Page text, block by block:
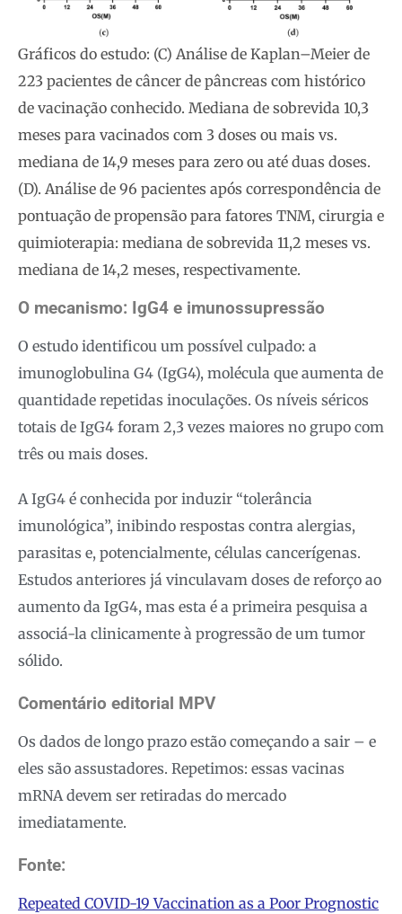
Gráficos do estudo: (C) Análise de Kaplan–Meier de
223 pacientes de câncer de pâncreas com histórico
de vacinação conhecido. Mediana de sobrevida 10,3
meses para vacinados com 3 doses ou mais vs.
mediana de 14,9 meses para zero ou até duas doses.
(D). Análise de 96 pacientes após correspondência de
pontuação de propensão para fatores TNM, cirurgia e
quimioterapia: mediana de sobrevida 11,2 meses vs.
mediana de 14,2 meses, respectivamente.
O mecanismo: IgG4 e imunossupressão
O estudo identificou um possível culpado: a
imunoglobulina G4 (IgG4), molécula que aumenta de
quantidade repetidas inoculações. Os níveis séricos
totais de IgG4 foram 2,3 vezes maiores no grupo com
três ou mais doses.
A IgG4 é conhecida por induzir “tolerância
imunológica”, inibindo respostas contra alergias,
parasitas e, potencialmente, células cancerígenas.
Estudos anteriores já vinculavam doses de reforço ao
aumento da IgG4, mas esta é a primeira pesquisa a
associá-la clinicamente à progressão de um tumor
sólido.
Comentário editorial MPV
Os dados de longo prazo estão começando a sair – e
eles são assustadores. Repetimos: essas vacinas
mRNA devem ser retiradas do mercado
imediatamente.
Fonte:
Repeated COVID-19 Vaccination as a Poor Prognostic